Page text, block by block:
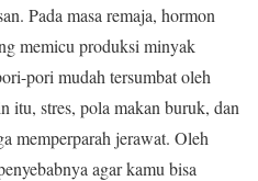
Pada masa remaja, hormon
memicu produksi minyak
pori mudah tersumbat oleh
itu, stres, pola makan buruk, dan
memperparah jerawat. Oleh
agar kamu bisa